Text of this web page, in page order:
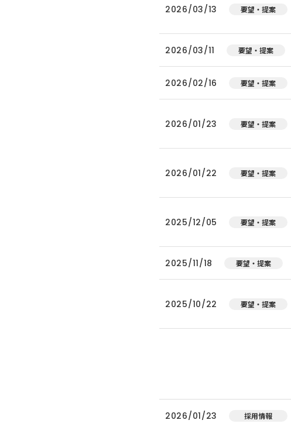
2026/03/13 要望・提案
2026/03/11 要望・提案
2026/02/16 要望・提案
2026/01/23 要望・提案
2026/01/22 要望・提案
2025/12/05 要望・提案
2025/11/18 要望・提案
2025/10/22 要望・提案
2026/01/23 採用情報